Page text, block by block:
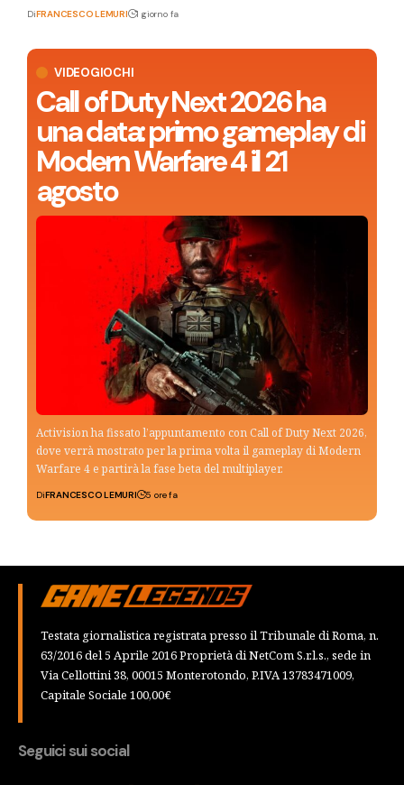
VIDEOGIOCHI
Call of Duty Next 2026 ha
una data: primo gameplay di
Modern Warfare 4 il 21
agosto
Activision ha fissato l’appuntamento con Call of Duty Next 2026,
dove verrà mostrato per la prima volta il gameplay di Modern
Warfare 4 e partirà la fase beta del multiplayer.
DiFRANCESCO LEMURI 5 ore fa
DiFRANCESCO LEMURI 1 giorno fa
Testata giornalistica registrata presso il Tribunale di Roma, n.
63/2016 del 5 Aprile 2016 Proprietà di NetCom S.r.l.s., sede in
Via Cellottini 38, 00015 Monterotondo, P.IVA 13783471009,
Capitale Sociale 100,00€
Seguici sui social